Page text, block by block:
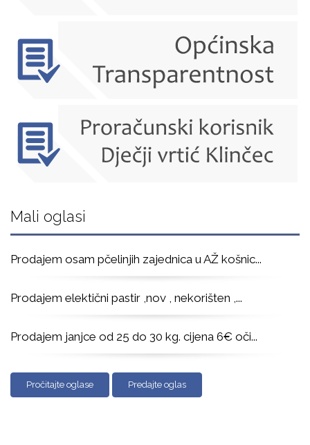
Mali oglasi
Prodajem osam pčelinjih zajednica u AŽ košnic...
Prodajem elektični pastir ,nov , nekorišten , ...
Prodajem janjce od 25 do 30 kg. cijena 6€ oči...
Pročitajte oglase Predajte oglas